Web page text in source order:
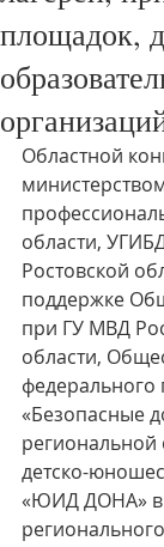
площадок,
Областной
области,
Ростовской
поддержке
при ГУ МВД
области,
федерального
«Безопасные
детско-
«ЮИД ДОНА» в